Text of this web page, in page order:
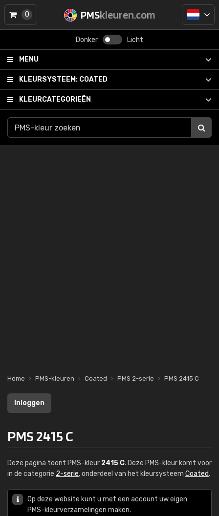
PMSkleuren.com
Donker Licht
MENU
KLEURSYSTEEM: COATED
KLEURCATEGORIEËN
0
Home PMS-kleuren Coated PMS 2-serie PMS 2415 C
Inloggen
PMS 2415 C
Deze pagina toont PMS-kleur 2415 C. Deze PMS-kleur komt voor
in de categorie 2-serie, onderdeel van het kleursysteem Coated.
Op deze website kunt u met een account uw eigen
PMS-kleurverzamelingen maken.